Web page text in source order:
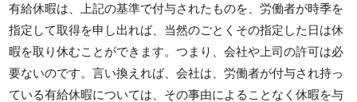
有給休暇は、上記の基準で付与されたものを、労働者が時季を
指定して取得を申し出れば、当然のごとくその指定した日は休
暇を取り休むことができます。つまり、会社や上司の許可は必
要ないのです。言い換えれば、会社は、労働者が付与され持っ
ている有給休暇については、その事由によることなく休暇を与